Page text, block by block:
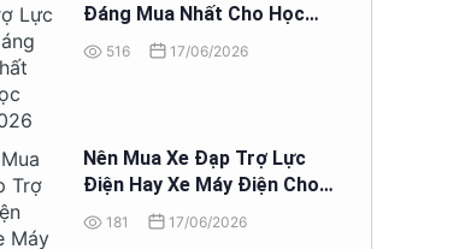
Đáng Mua Nhất Cho Học
Sinh 2026
516 17/06/2026
Nên Mua Xe Đạp Trợ Lực
Điện Hay Xe Máy Điện Cho
Học Sinh
181 17/06/2026